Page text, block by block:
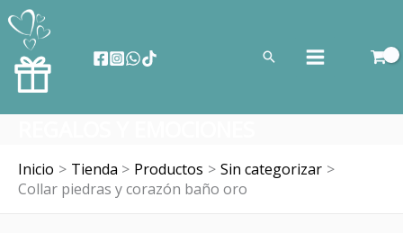
contenido
Buscar
Inicio Tienda Productos
Sin categorizar
Collar piedras y corazón baño oro